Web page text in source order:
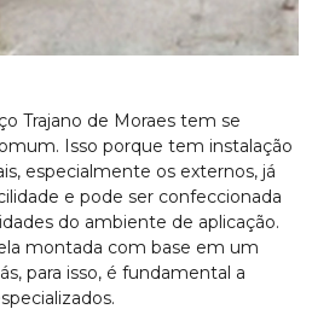
Trajano de Moraes tem se
Isso porque tem instalação
especialmente os externos, já
e pode ser confeccionada
do ambiente de aplicação.
montada com base em um
para isso, é fundamental a